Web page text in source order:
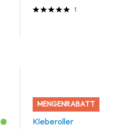
1
MENGENRABATT
Kleberoller